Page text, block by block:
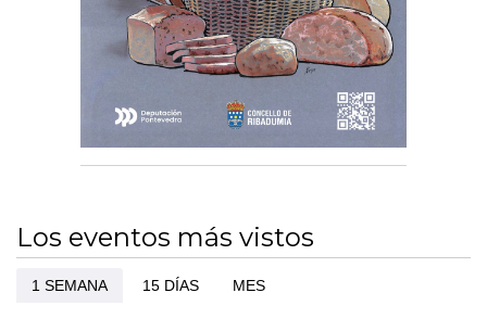
Los eventos más vistos
1 SEMANA 15 DÍAS MES